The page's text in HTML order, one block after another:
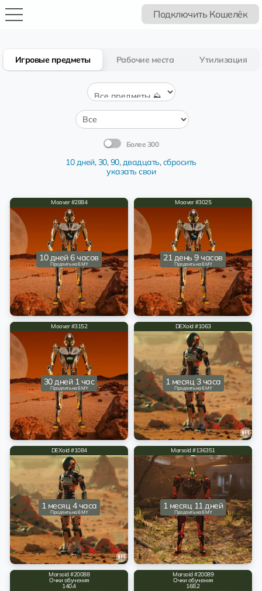
Подключить Кошелёк
Игровые предметы Рабочие места Утилизация
Более 300
10 дней,30,90,двадцать,сбросить
указать свои
Moover #2884
10 дней 6 часов
Продлить на 6 MY
Moover #3025
21 день 9 часов
Продлить на 6 MY
Moover #3152
30 дней 1 час
Продлить на 6 MY
DEXoid #1063
1 месяц 3 часа
Продлить на 6 MY
DEXoid #1084
1 месяц 4 часа
Продлить на 6 MY
Marsoid #136351
1 месяц 11 дней
Продлить на 6 MY
Marsoid #20088
Очки обучения
140.4
Marsoid #20089
Очки обучения
168.2